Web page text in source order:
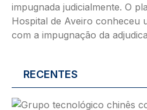
impugnada judicialmente. O
Hospital de Aveiro conheceu
com a impugnação da
RECENTES
Imagem